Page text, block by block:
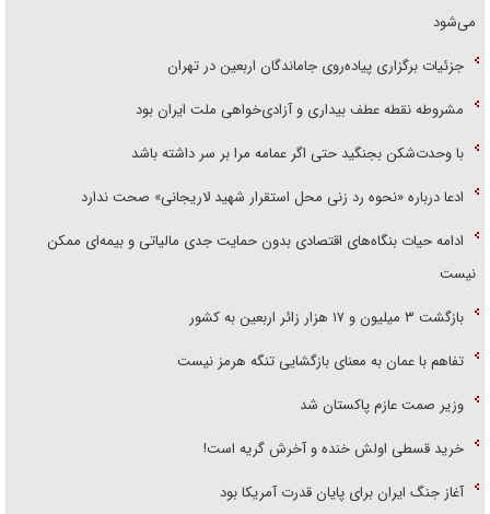
می‌شود
جزئیات برگزاری پیاده‌روی جاماندگان اربعین در تهران
مشروطه نقطه عطف بیداری و آزادی‌خواهی ملت ایران بود
با وحدت‌شکن بجنگید حتی اگر عمامه مرا بر سر داشته باشد
ادعا درباره «نحوه رد زنی محل استقرار شهید لاریجانی» صحت ندارد
ادامه حیات بنگاه‌های اقتصادی بدون حمایت جدی مالیاتی و بیمه‌ای ممکن
نیست
بازگشت ۳ میلیون و ۱۷ هزار زائر اربعین به کشور
تفاهم با عمان به معنای بازگشایی تنگه هرمز نیست
وزیر صمت عازم پاکستان شد
خرید قسطی اولش خنده و آخرش گریه است!
آغاز جنگ ایران برای پایان قدرت آمریکا بود